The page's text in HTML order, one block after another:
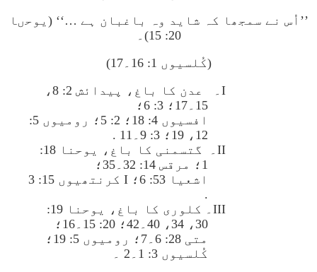
’’اُس نے سمجھا کہ شاید وہ باغبان ہے …‘‘ (یوحںا
20: 15)۔
(کُلسیوں 1: 16۔17)
I۔ عدن کا باغ، پیدائش 2: 8،
15۔17؛ 3: 6؛
افسیوں 4: 18؛ 2: 5؛ رومیوں 5:
12، 19؛ 3: 9۔11 .
II۔ گتسمنی کا باغ، یوحنا 18:
1؛ مرقس 14: 32۔35؛
اشعیا 53: 6؛ I کرنتھیوں 15: 3
.
III۔ کلوری کا باغ، یوحنا 19:
30، 34، 40۔42؛ 20: 15۔16؛
متی 28: 6۔7؛ رومیوں 5: 19؛
کُلسیوں 3: 1۔2 ۔